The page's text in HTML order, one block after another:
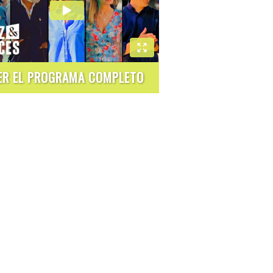
EL PROGRAMA COMPLETO